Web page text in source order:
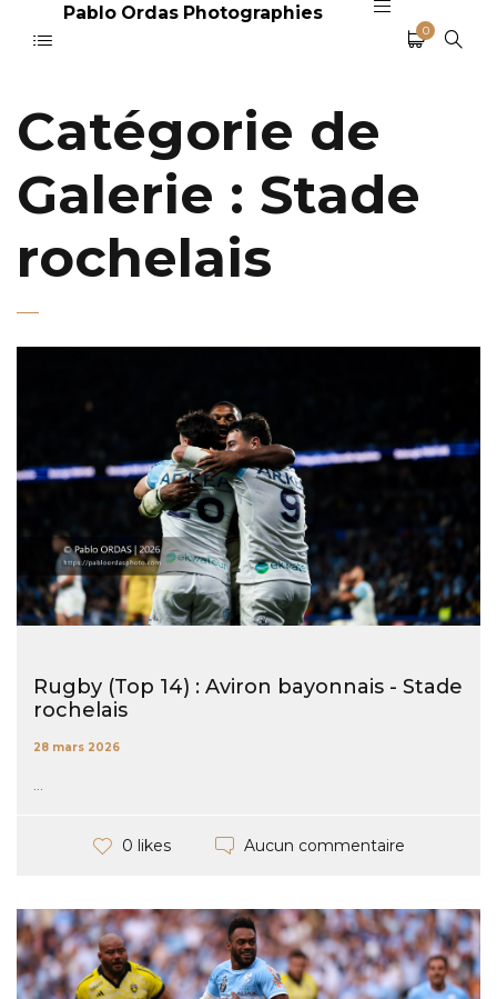
Pablo Ordas Photographies
0
Catégorie de
Galerie : Stade
rochelais
Rugby (Top 14) : Aviron bayonnais - Stade
rochelais
28 mars 2026
...
0 likes Aucun commentaire